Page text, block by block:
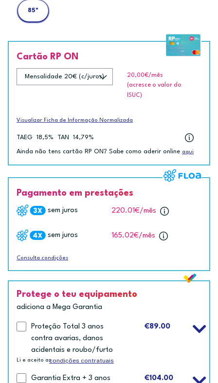
85"
Cartão RP ON
20,00€/mês
(acresce o valor do
ISUC)
Visualizar Ficha de Informação Normalizada
TAEG 18,5% TAN 14,79%
Ainda não tens cartão RP ON? Sabe como aderir online aqui
Pagamento em prestações
sem juros 220.01€/mês
sem juros 165.02€/mês
Consulta condições
Protege o teu equipamento
adiciona a Mega Garantia
Proteção Total 3 anos
contra avarias, danos
acidentais e roubo/furto
€89.00
Li e aceito ascondições contratuais
Garantia Extra + 3 anos
€104.00